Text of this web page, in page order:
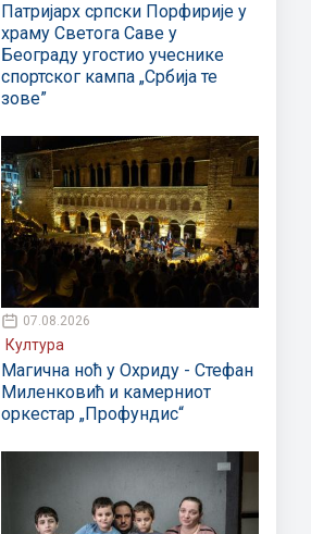
Патријарх српски Порфирије у
храму Светога Саве у
Београду угостио учеснике
спортског кампа „Србија те
зове”
07.08.2026
Култура
Магична ноћ у Охриду - Стефан
Миленковић и камерниот
оркестар „Профундис“